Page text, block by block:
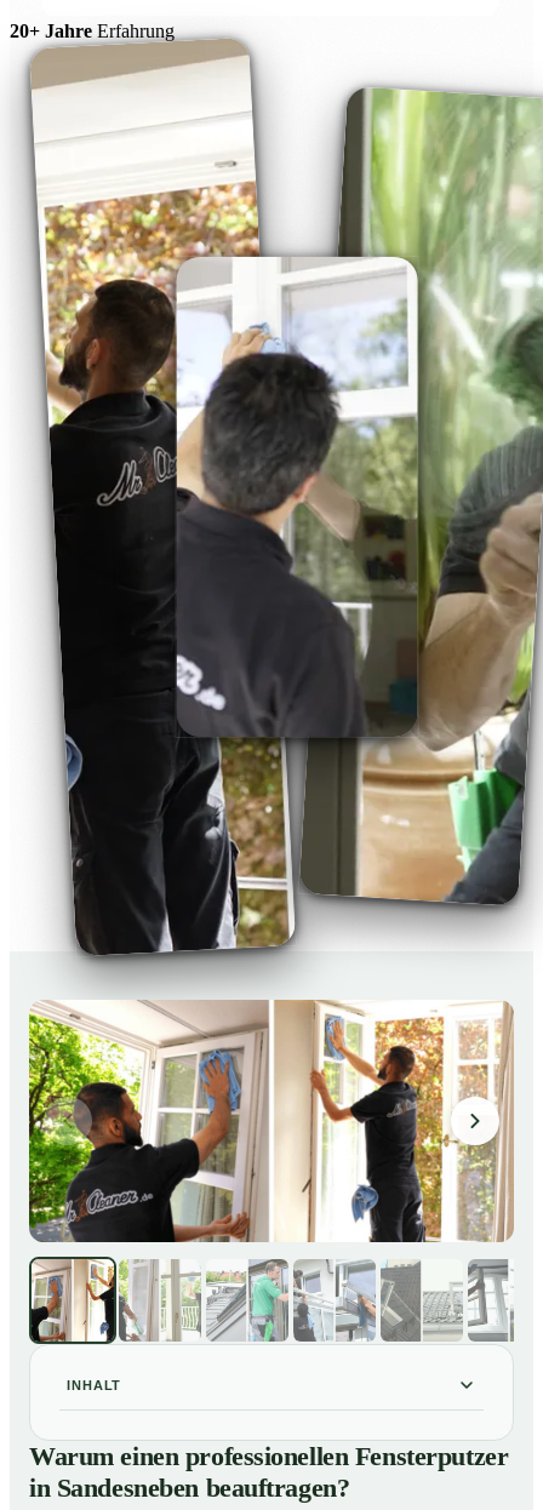
20+ Jahre Erfahrung
INHALT
Warum einen professionellen Fensterputzer in
Sandesneben beauftragen?
Warum einen professionellen Fensterputzer
in Sandesneben beauftragen?